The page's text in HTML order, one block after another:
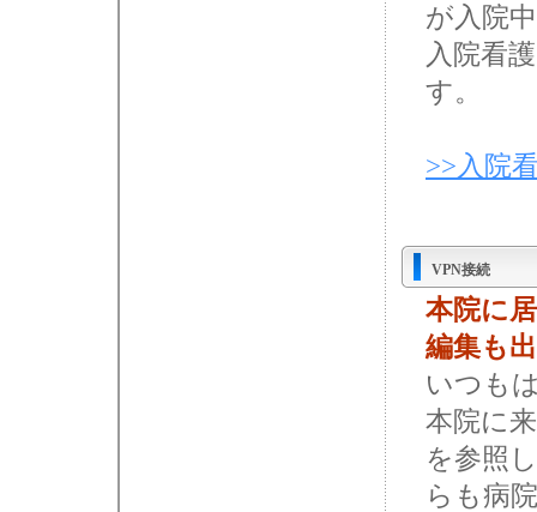
が入院
入院看
す。
>>入院
VPN接続
本院に
編集も
いつも
本院に
を参照
らも病